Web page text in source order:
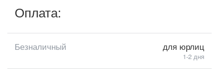
Оплата:
Безналичный для юрлиц
1-2 дня